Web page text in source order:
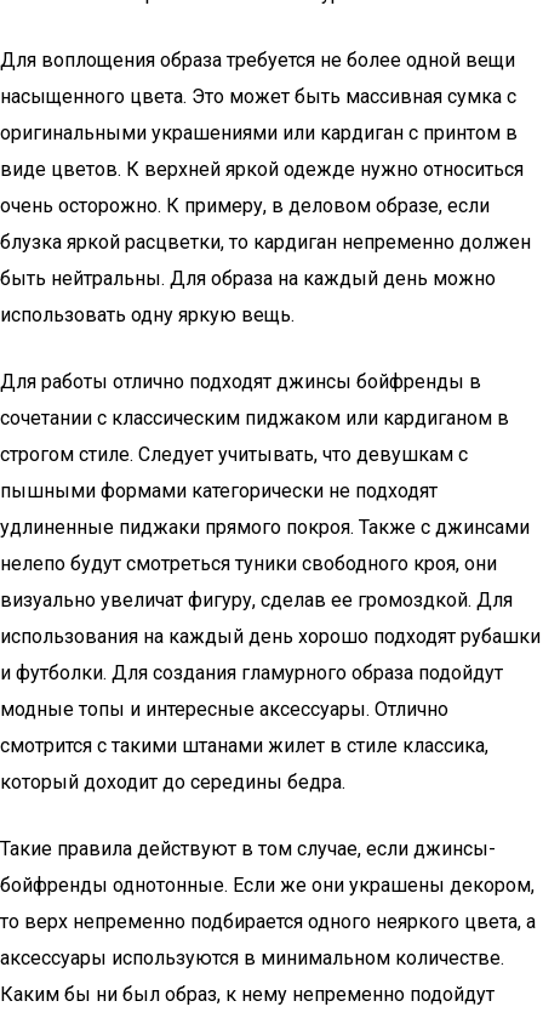
Для воплощения образа требуется не более одной вещи
насыщенного цвета. Это может быть массивная сумка с
оригинальными украшениями или кардиган с принтом в
виде цветов. К верхней яркой одежде нужно относиться
очень осторожно. К примеру, в деловом образе, если
блузка яркой расцветки, то кардиган непременно должен
быть нейтральны. Для образа на каждый день можно
использовать одну яркую вещь.
Для работы отлично подходят джинсы бойфренды в
сочетании с классическим пиджаком или кардиганом в
строгом стиле. Следует учитывать, что девушкам с
пышными формами категорически не подходят
удлиненные пиджаки прямого покроя. Также с джинсами
нелепо будут смотреться туники свободного кроя, они
визуально увеличат фигуру, сделав ее громоздкой. Для
использования на каждый день хорошо подходят рубашки
и футболки. Для создания гламурного образа подойдут
модные топы и интересные аксессуары. Отлично
смотрится с такими штанами жилет в стиле классика,
который доходит до середины бедра.
Такие правила действуют в том случае, если джинсы-
бойфренды однотонные. Если же они украшены декором,
то верх непременно подбирается одного неяркого цвета, а
аксессуары используются в минимальном количестве.
Каким бы ни был образ, к нему непременно подойдут